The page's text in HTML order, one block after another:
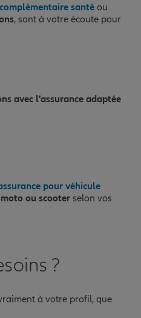
complémentaire santé ou
, sont à votre écoute pour
avec l'assurance adaptée
pour véhicule
ou scooterselon vos
?
à votre profil, que